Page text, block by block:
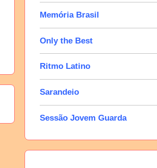
Memória Brasil
Only the Best
Ritmo Latino
Sarandeio
Sessão Jovem Guarda